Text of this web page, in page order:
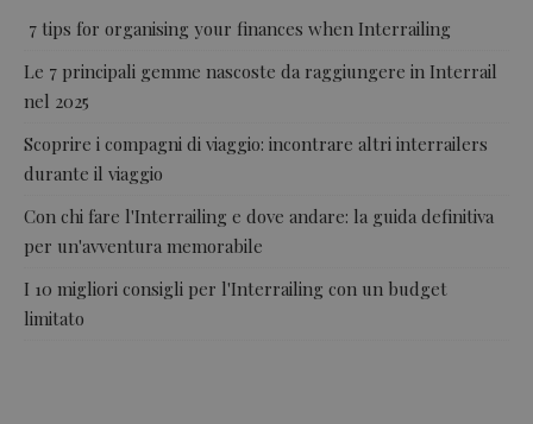
7 tips for organising your finances when Interrailing
Le 7 principali gemme nascoste da raggiungere in Interrail
nel 2025
Scoprire i compagni di viaggio: incontrare altri interrailers
durante il viaggio
Con chi fare l'Interrailing e dove andare: la guida definitiva
per un'avventura memorabile
I 10 migliori consigli per l'Interrailing con un budget
limitato